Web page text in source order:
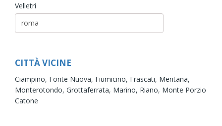
Velletri
CITTÀ VICINE
Ciampino, Fonte Nuova, Fiumicino, Frascati, Mentana,
Monterotondo, Grottaferrata, Marino, Riano, Monte Porzio
Catone